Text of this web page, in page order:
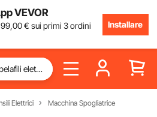
VEVOR
99,00€ sui primi 3 ordini
Installare
Elettrici Macchina Spogliatrice